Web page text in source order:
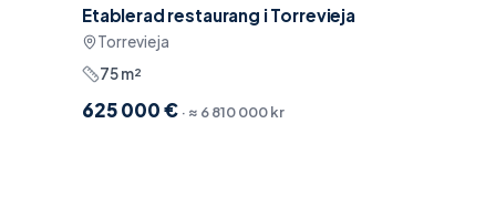
Nära restauranger
Etablerad restaurang i Torrevieja
Torrevieja
75m²
625 000 € · ≈ 6 810 000 kr